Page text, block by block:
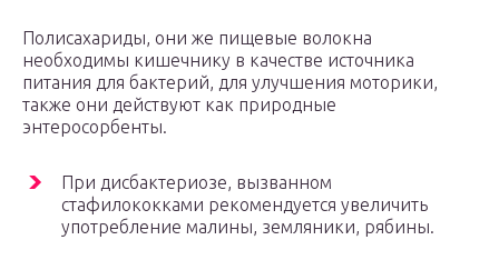
Полисахариды, они же пищевые волокна
необходимы кишечнику в качестве источника
питания для бактерий, для улучшения моторики,
также они действуют как природные
энтеросорбенты.
При дисбактериозе, вызванном
стафилококками рекомендуется увеличить
употребление малины, земляники, рябины.